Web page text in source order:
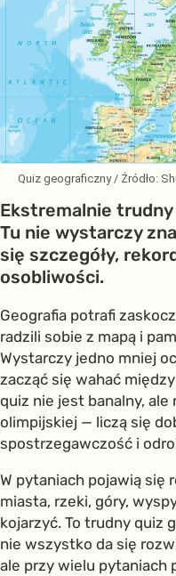
Quiz geograficzny/ Źródło:
Ekstremalnie
Tu nie wystarczy
się szczegóły,
osobliwości.
Geografia potrafi
radzili sobie z mapą i
Wystarczy jedno mniej
zacząć się wahać
quiz nie jest banalny,
olimpijskiej — liczą się
spostrzegawczość i
W pytaniach pojawią się
miasta, rzeki, góry,
kojarzyć. To trudny quiz
nie wszystko da się
ale przy wielu pytaniach